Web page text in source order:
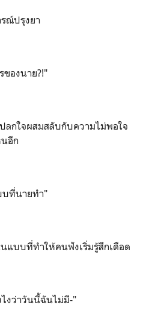
ณ์ปรุงยา
ของนาย?!"
ลกใจผสมสลับกับความไม่พอใจ
อีก
บที่นายทำ"
แบบที่ทำให้คนฟังเริ่มรู้สึกเดือด
งว่าวันนี้ฉันไม่มี-"